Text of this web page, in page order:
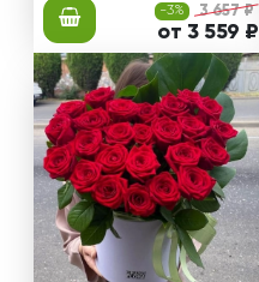
-3% 3 657 ₽
от 3 559 ₽